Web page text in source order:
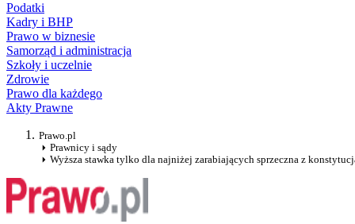
Podatki
Kadry i BHP
Prawo w biznesie
Samorząd i administracja
Szkoły i uczelnie
Zdrowie
Prawo dla każdego
Akty Prawne
Prawo.pl
Prawnicy i sądy
Wyższa stawka tylko dla najniżej zarabiających sprzeczna z